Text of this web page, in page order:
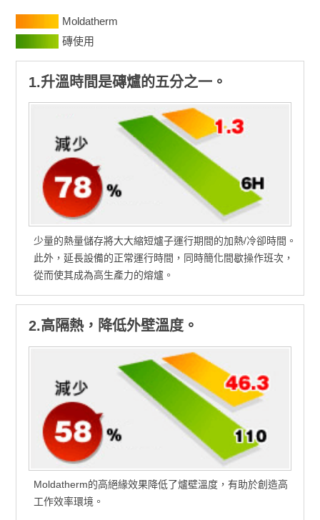
Moldatherm
磚使用
1.升溫時間是磚爐的五分之一。
少量的熱量儲存將大大縮短爐子運行期間的加熱/冷卻時間。
此外，延長設備的正常運行時間，同時簡化間歇操作班次，
從而使其成為高生產力的熔爐。
2.高隔熱，降低外壁溫度。
Moldatherm的高絕緣效果降低了爐壁溫度，有助於創造高
工作效率環境。